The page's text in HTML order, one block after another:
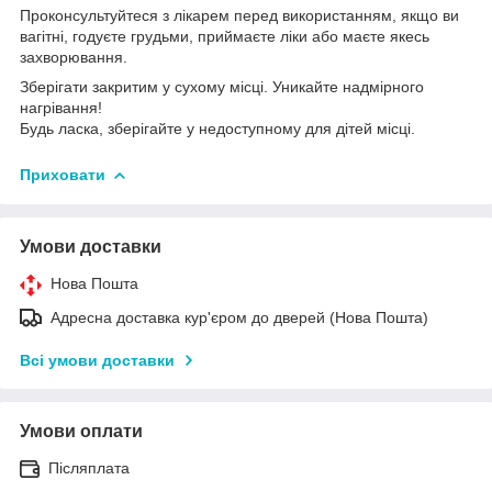
Проконсультуйтеся з лікарем перед використанням, якщо ви
вагітні, годуєте грудьми, приймаєте ліки або маєте якесь
захворювання.
Зберігати закритим у сухому місці. Уникайте надмірного
нагрівання!
Будь ласка, зберігайте у недоступному для дітей місці.
Приховати
Умови доставки
Нова Пошта
Адресна доставка кур'єром до дверей (Нова Пошта)
Всі умови доставки
Умови оплати
Післяплата